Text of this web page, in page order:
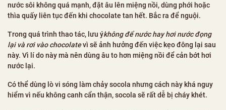
nước sôi không quá mạnh, đặt âu lên miệng nồi, dùng phới hoặc
thìa quấy liên tục đến khi chocolate tan hết. Bắc ra để nguội.
Trong quá trình thao tác, lưu ýkhông để nước hay hơi nước đọng
lại và rơi vào chocolatevì sẽ ảnh hưởng đến việc kẹo đông lại sau
này. Vì lí do này mà nên dùng âu to hơn miệng nồi để cản bớt hơi
nước lại.
Có thể dùng lò vi sóng làm chảy socola nhưng cách này khá nguy
hiểm vì nếu không canh cẩn thận, socola sẽ rất dễ bị cháy khét.